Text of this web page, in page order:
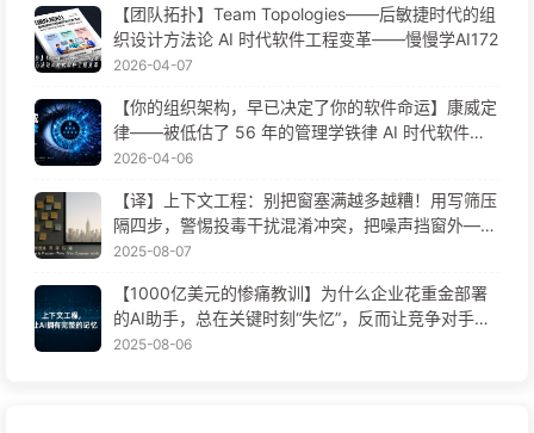
【团队拓扑】Team Topologies——后敏捷时代的组
织设计方法论 AI 时代软件工程变革——慢慢学AI172
2026-04-07
【你的组织架构，早已决定了你的软件命运】康威定
律——被低估了 56 年的管理学铁律 AI 时代软件工
程变革——慢慢学AI171
2026-04-06
【译】上下文工程：别把窗塞满越多越糟！用写筛压
隔四步，警惕投毒干扰混淆冲突，把噪声挡窗外——
慢慢学AI170
2025-08-07
【1000亿美元的惨痛教训】为什么企业花重金部署
的AI助手，总在关键时刻“失忆”，反而让竞争对手实
现90%性能提升？——慢慢学AI169
2025-08-06